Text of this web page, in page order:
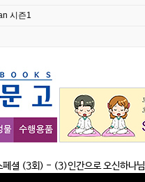
시즌1
셜 (3회) - (3)인간으로 오신하나님